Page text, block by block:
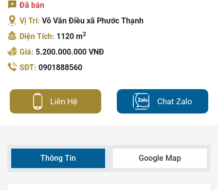
Đã bán
Vị Trí: Võ Văn Điều xã Phước Thạnh
Diện Tích: 1120 m2
Giá: 5.200.000.000 VNĐ
SĐT: 0901888560
Liên Hệ Chat Zalo
Thông Tin Google Map